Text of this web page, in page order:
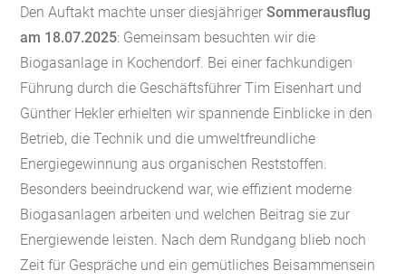
Den Auftakt machte unser diesjährigerSommerausflug
am 18.07.2025: Gemeinsam besuchten wir die
Biogasanlage in Kochendorf. Bei einer fachkundigen
Führung durch die Geschäftsführer Tim Eisenhart und
Günther Hekler erhielten wir spannende Einblicke in den
Betrieb, die Technik und die umweltfreundliche
Energiegewinnung aus organischen Reststoffen.
Besonders beeindruckend war, wie effizient moderne
Biogasanlagen arbeiten und welchen Beitrag sie zur
Energiewende leisten. Nach dem Rundgang blieb noch
Zeit für Gespräche und ein gemütliches Beisammensein